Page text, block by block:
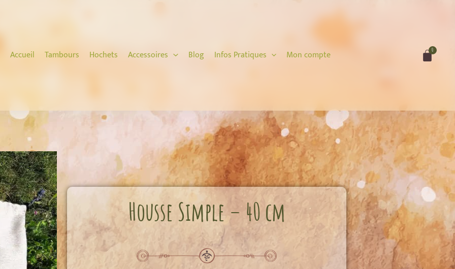
Accueil Tambours Hochets Accessoires Blog Infos Pratiques Mon compte 0
Cart
Housse Simple – 40 cm